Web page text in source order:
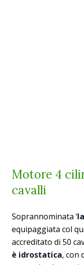
Motore 4
cavalli
Soprannominata ‘la
equipaggiata col
accreditato di 50
è idrostatica, con